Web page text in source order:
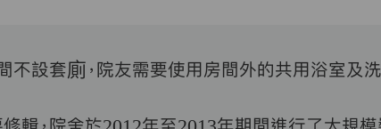
設套廁，院友需要使用房間外的共用浴室及